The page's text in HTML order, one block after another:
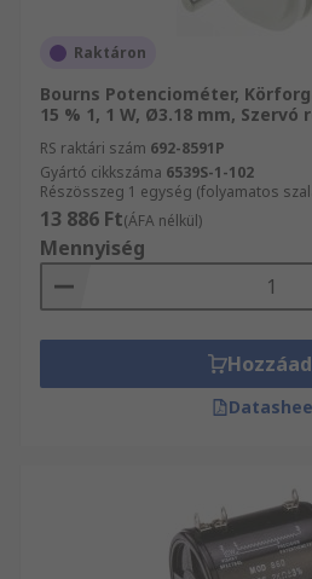
Raktáron
Bourns Potenciométer,
15 % 1, 1 W, Ø3.18 mm, Szervó
RS raktári szám 692-8591P
Gyártó cikkszáma 6539S-1-102
Részösszeg 1 egység (folyamatos
13 886 Ft(ÁFA nélkül)
Mennyiség